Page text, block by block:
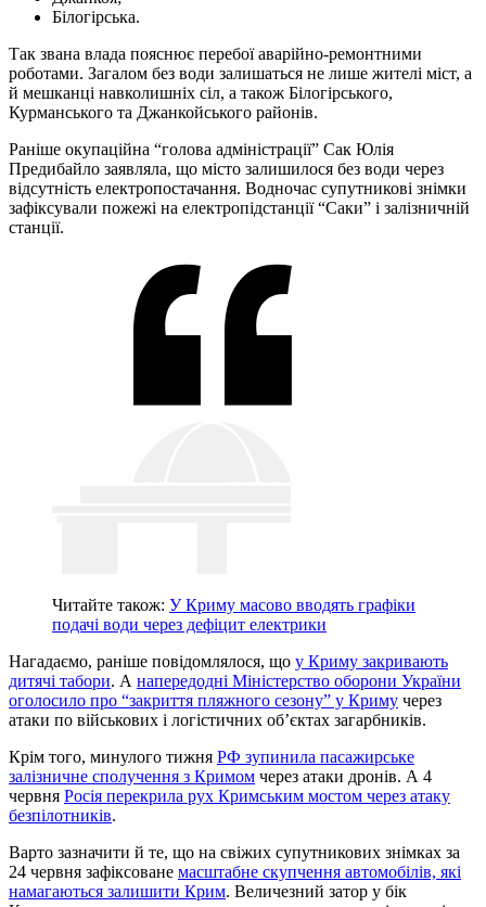
Білогірська.
Так звана влада пояснює перебої аварійно-ремонтними
роботами. Загалом без води залишаться не лише жителі міст, а
й мешканці навколишніх сіл, а також Білогірського,
Курманського та Джанкойського районів.
Раніше окупаційна “голова адміністрації” Сак Юлія
Предибайло заявляла, що місто залишилося без води через
відсутність електропостачання. Водночас супутникові знімки
зафіксували пожежі на електропідстанції “Саки” і залізничній
станції.
Читайте також: У Криму масово вводять графіки
подачі води через дефіцит електрики
Нагадаємо, раніше повідомлялося, що у Криму закривають
дитячі табори. А напередодні Міністерство оборони України
оголосило про “закриття пляжного сезону” у Криму через
атаки по військових і логістичних об’єктах загарбників.
Крім того, минулого тижня РФ зупинила пасажирське
залізничне сполучення з Кримом через атаки дронів. А 4
червня Росія перекрила рух Кримським мостом через атаку
безпілотників.
Варто зазначити й те, що на свіжих супутникових знімках за
24 червня зафіксоване масштабне скупчення автомобілів, які
намагаються залишити Крим. Величезний затор у бік